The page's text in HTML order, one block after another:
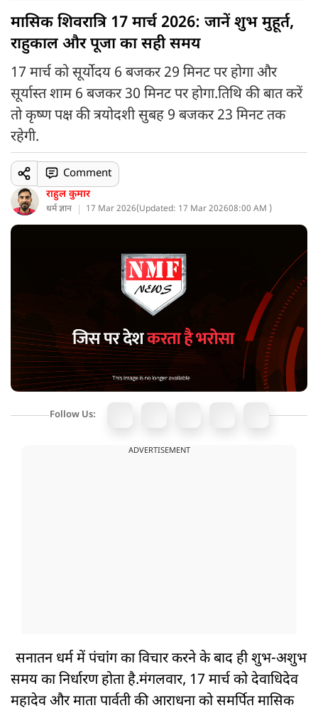
मासिक शिवरात्रि 17 मार्च 2026: जानें शुभ मुहूर्त,
राहुकाल और पूजा का सही समय
17 मार्च को सूर्योदय 6 बजकर 29 मिनट पर होगा और
सूर्यास्त शाम 6 बजकर 30 मिनट पर होगा.तिथि की बात करें
तो कृष्ण पक्ष की त्रयोदशी सुबह 9 बजकर 23 मिनट तक
रहेगी.
राहुल कुमार
धर्म ज्ञान 17 Mar 2026(Updated: 17 Mar 202608:00 AM )
Comment
Follow Us:
ADVERTISEMENT
सनातन धर्म में पंचांंग का विचार करने के बाद ही शुभ-अशुभ
समय का निर्धारण होता है.मंगलवार, 17 मार्च को देवाधिदेव
महादेव और माता पार्वती की आराधना को समर्पित मासिक